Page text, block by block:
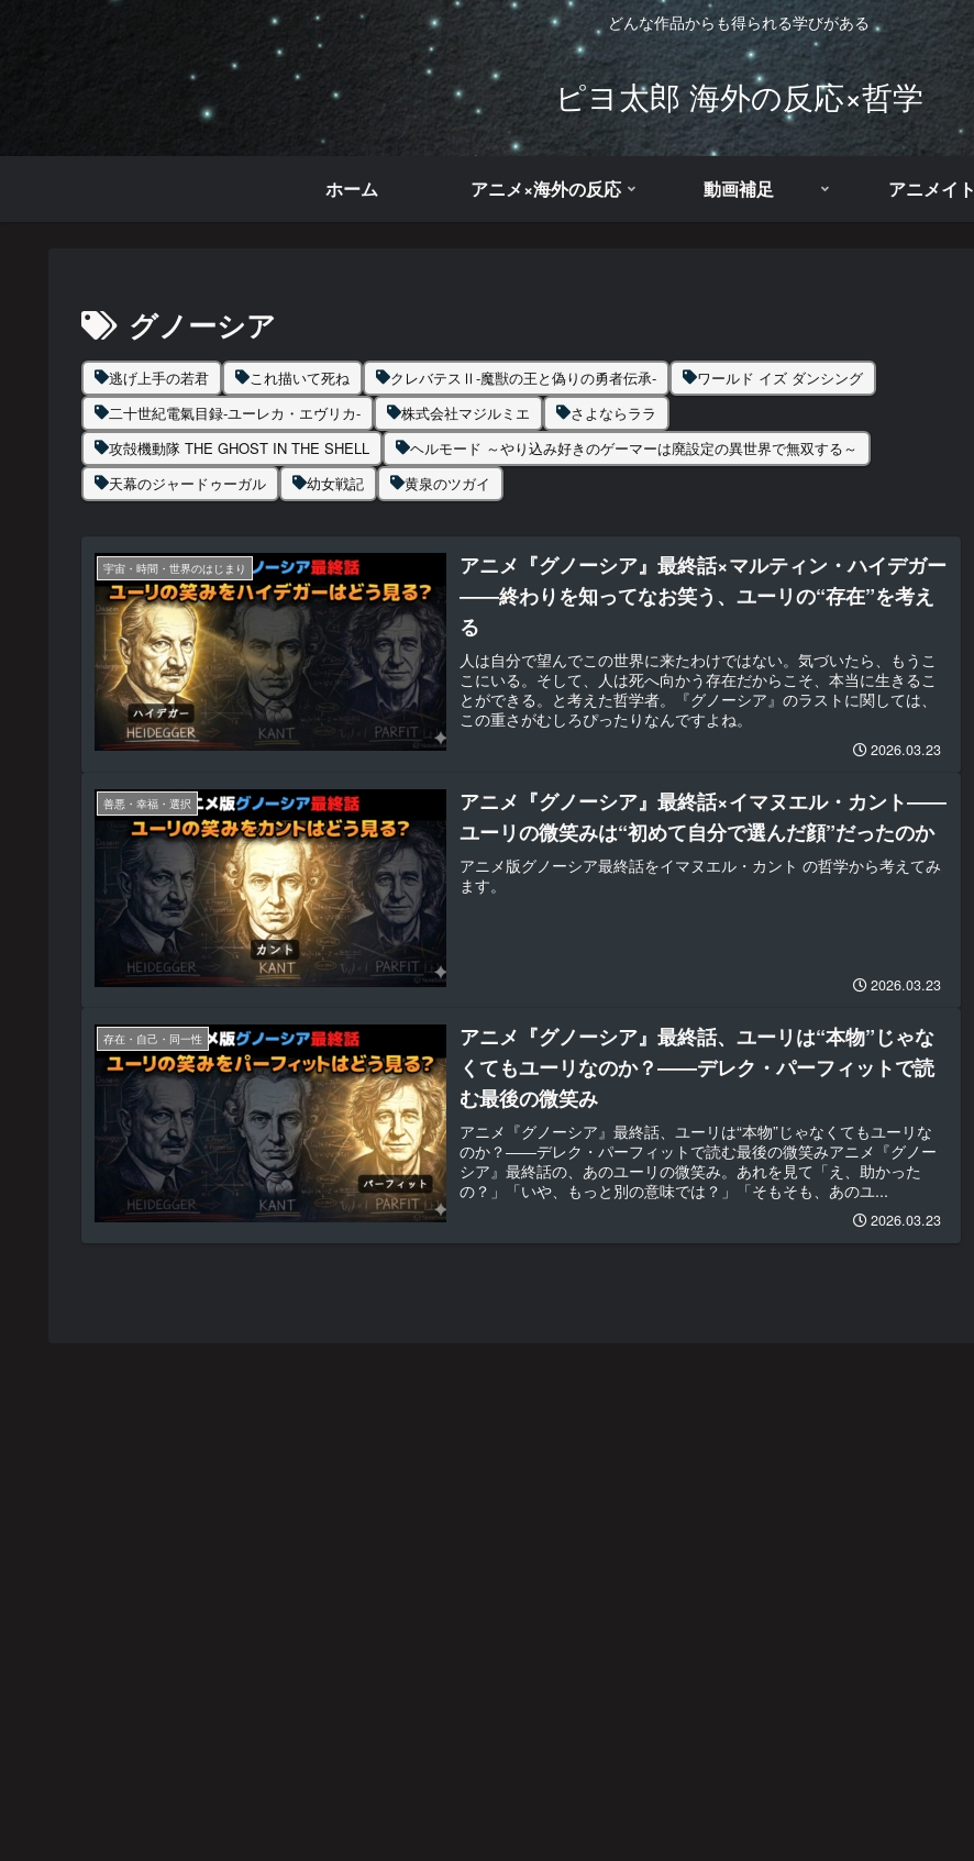
どんな作品からも得られる学びがある
ピヨ太郎 海外の反応×哲学
ホーム アニメ×海外の反応 動画補足 アニメイト
グノーシア
逃げ上手の若君 これ描いて死ね クレバテスⅡ-魔獣の王と偽りの勇者伝承-
ワールド イズ ダンシング
二十世紀電氣目録-ユーレカ・エヴリカ-
株式会社マジルミエ
さよならララ
攻殻機動隊 THE GHOST IN THE SHELL
ヘルモード ～やり込み好きのゲーマーは廃設定の異世界で無双する～
天幕のジャードゥーガル
幼女戦記 黄泉のツガイ
宇宙・時間・世界のはじまり
アニメ『グノーシア』最終話×マルティン・ハイデガー
――終わりを知ってなお笑う、ユーリの“存在”を考え
る
人は自分で望んでこの世界に来たわけではない。気づいたら、もうこ
こにいる。そして、人は死へ向かう存在だからこそ、本当に生きるこ
とができる。と考えた哲学者。『グノーシア』のラストに関しては、
この重さがむしろぴったりなんですよね。
2026.03.23
善悪・幸福・選択
アニメ『グノーシア』最終話×イマヌエル・カント――
ユーリの微笑みは“初めて自分で選んだ顔”だったのか
アニメ版グノーシア最終話をイマヌエル・カント の哲学から考えてみ
ます。
2026.03.23
存在・自己・同一性
アニメ『グノーシア』最終話、ユーリは“本物”じゃな
くてもユーリなのか？――デレク・パーフィットで読
む最後の微笑み
アニメ『グノーシア』最終話、ユーリは“本物”じゃなくてもユーリな
のか？――デレク・パーフィットで読む最後の微笑みアニメ『グノー
シア』最終話の、あのユーリの微笑み。あれを見て「え、助かった
の？」「いや、もっと別の意味では？」「そもそも、あのユ...
2026.03.23